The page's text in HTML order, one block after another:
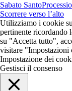
Sabato Santo
Scorrere verso l’alto
Utilizziamo i cookie
pertinente ricordando
su "Accetta tutto",
visitare "Impostazioni
Impostazione dei
Gestisci il consenso